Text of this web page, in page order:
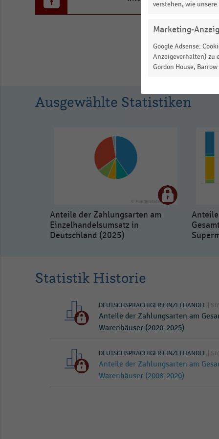
to
2.672948865336658.
Ausgewählte Statistiken
Anteile der Zahlungsarten am
Einzelhandelsumsatz in
Deutschland (2025)
Statistik Historie
DEUTSCHSPRACHIGER EINZELHANDEL |
Anteile der Zahlungsarten am
Warenhäuser (2020-2025)
DEUTSCHSPRACHIGER EINZELHANDEL |
Anteile der Zahlungsarten am
Warenhäuser (2008-2020)
verstehen, wie
Marketing-
Google Adsense:
Anzeigeverhalten) zu
Gordon House,